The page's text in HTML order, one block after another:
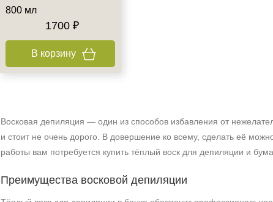
800 мл
1700 ₽
В корзину
Восковая депиляция — один из способов избавления от
и стоит не очень дорого. В довершение ко всему, сделать её
работы вам потребуется купить тёплый воск для депиляции и
Преимущества восковой депиляции